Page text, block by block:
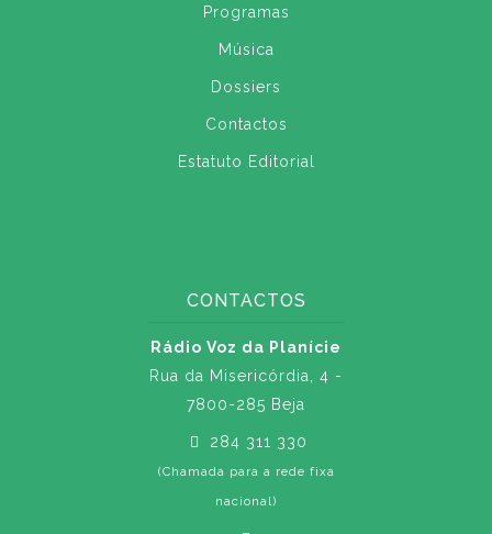
Programas
Música
Dossiers
Contactos
Estatuto Editorial
CONTACTOS
Rádio Voz da Planície
Rua da Misericórdia, 4 -
7800-285 Beja
284 311 330
(Chamada para a rede fixa
nacional)